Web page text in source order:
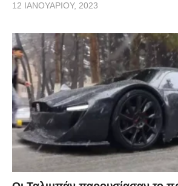
12 ΙΑΝΟΥΑΡΊΟΥ, 2023